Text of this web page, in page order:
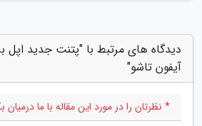
دیدگاه های مرتبط با "پتنت جدید
آیفون تاشو"
* نظرتان را در مورد این مقاله با ما درمیان